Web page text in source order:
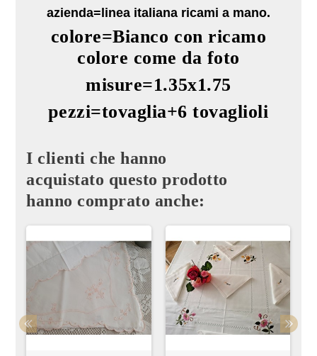
azienda=linea italiana ricami a mano.
colore=Bianco con ricamo
colore come da foto
misure=1.35x1.75
pezzi=tovaglia+6 tovaglioli
I clienti che hanno
acquistato questo prodotto
hanno comprato anche: